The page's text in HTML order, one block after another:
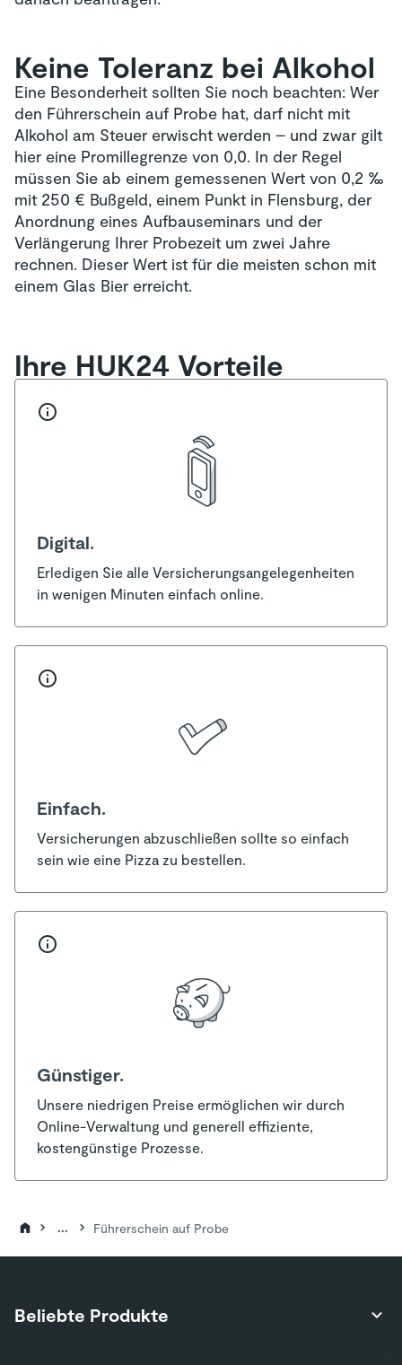
Keine Toleranz bei Alkohol
Eine Besonderheit sollten Sie noch beachten: Wer
den Führerschein auf Probe hat, darf nicht mit
Alkohol am Steuer erwischt werden – und zwar gilt
hier eine Promillegrenze von 0,0. In der Regel
müssen Sie ab einem gemessenen Wert von 0,2 ‰
mit 250 € Bußgeld, einem Punkt in Flensburg, der
Anordnung eines Aufbauseminars und der
Verlängerung Ihrer Probezeit um zwei Jahre
rechnen. Dieser Wert ist für die meisten schon mit
einem Glas Bier erreicht.
Ihre HUK24 Vorteile
Digital.
Erledigen Sie alle Versicherungsangelegenheiten
in wenigen Minuten einfach online.
Einfach.
Versicherungen abzuschließen sollte so einfach
sein wie eine Pizza zu bestellen.
Günstiger.
Unsere niedrigen Preise ermöglichen wir durch
Online-Verwaltung und generell effiziente,
kostengünstige Prozesse.
... Führerschein auf Probe
Beliebte Produkte